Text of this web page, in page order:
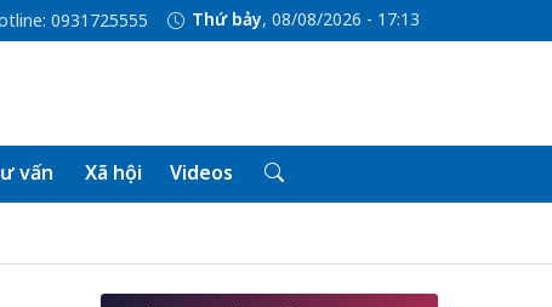
0931725555 Thứ bảy, 08/08/2026 - 17:13
vấn Xã hội Videos